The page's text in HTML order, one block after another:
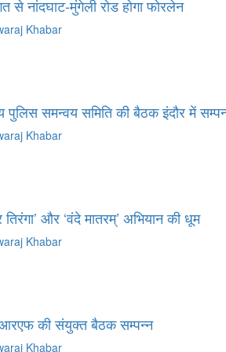
से नांदघाट-मुंगेली रोड होगा फोरलेन
Khabar
पुलिस समन्वय समिति की बैठक इंदौर में
Khabar
और ‘वंदे मातरम्’ अभियान की धूम
Khabar
की संयुक्त बैठक सम्पन्न
Khabar